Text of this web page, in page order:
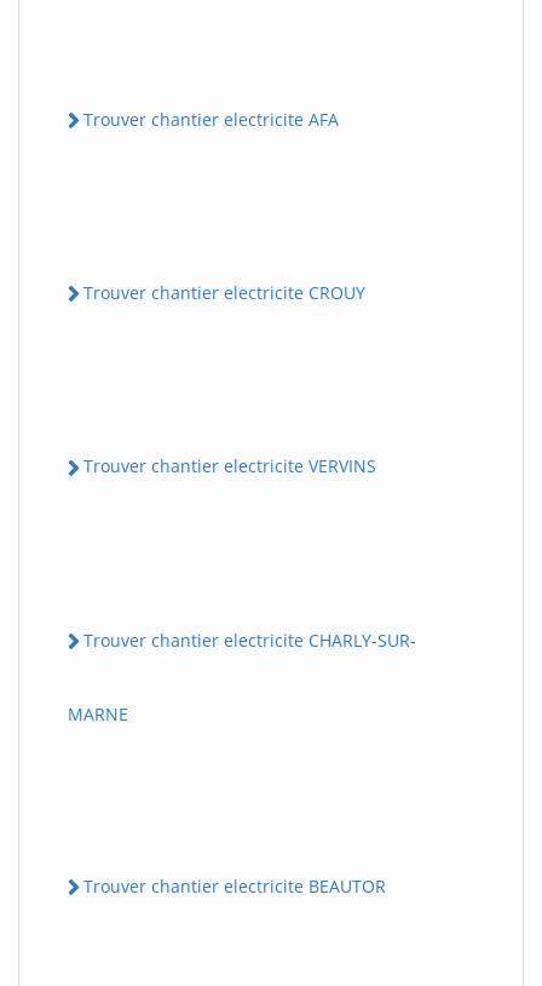
Trouver chantier electricite AFA
Trouver chantier electricite CROUY
Trouver chantier electricite VERVINS
Trouver chantier electricite CHARLY-SUR-
MARNE
Trouver chantier electricite BEAUTOR